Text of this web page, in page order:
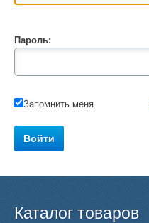
Пароль:
Запомнить меня
Каталог товаров